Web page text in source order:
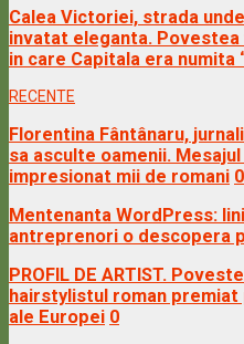
Calea Victoriei, strada
invatat eleganta.
in care Capitala era numita
RECENTE
Florentina Fântânaru,
sa asculte oamenii.
impresionat mii de romani 0
Mentenanta WordPress:
antreprenori o descopera
PROFIL DE ARTIST.
hairstylistul roman premiat
ale Europei 0